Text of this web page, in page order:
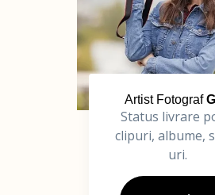
Artist Fotograf
Status livrare
clipuri, albume,
uri.